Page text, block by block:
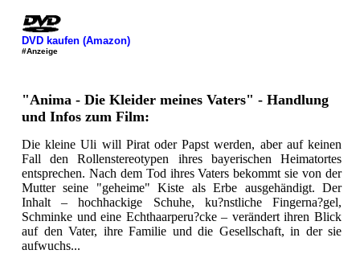
DVD kaufen (Amazon)
#Anzeige
"Anima - Die Kleider meines Vaters" - Handlung
und Infos zum Film:
Die kleine Uli will Pirat oder Papst werden, aber auf keinen
Fall den Rollenstereotypen ihres bayerischen Heimatortes
entsprechen. Nach dem Tod ihres Vaters bekommt sie von der
Mutter seine "geheime" Kiste als Erbe ausgehändigt. Der
Inhalt – hochhackige Schuhe, ku?nstliche Fingerna?gel,
Schminke und eine Echthaarperu?cke – verändert ihren Blick
auf den Vater, ihre Familie und die Gesellschaft, in der sie
aufwuchs...